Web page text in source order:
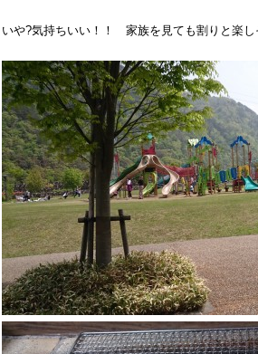
いや?気持ちいい！！ 家族を見ても割りと楽し